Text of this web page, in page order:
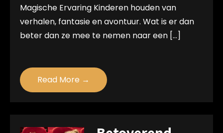
Magische Ervaring Kinderen houden van
verhalen, fantasie en avontuur. Wat is er dan
beter dan ze mee te nemen naar een […]
Read More →